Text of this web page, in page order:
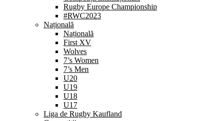
Rugby Europe Championship
#RWC2023
Națională
Națională
First XV
Wolves
7’s Women
7’s Men
U20
U19
U18
U17
Liga de Rugby Kaufland